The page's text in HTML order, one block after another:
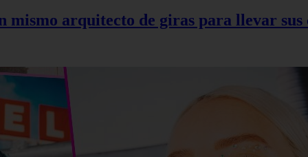
arquitecto de giras para llevar sus